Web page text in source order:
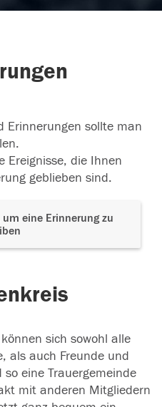
Erinnerungen sollte man
Ereignisse, die Ihnen
geblieben sind.
eine Erinnerung zu
sich sowohl alle
als auch Freunde und
eine Trauergemeinde
mit anderen Mitgliedern